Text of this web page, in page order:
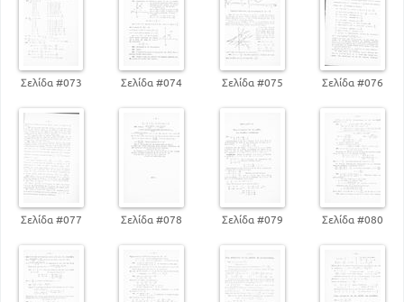
Σελίδα #073 Σελίδα #074 Σελίδα #075 Σελίδα #076
Σελίδα #077 Σελίδα #078 Σελίδα #079 Σελίδα #080